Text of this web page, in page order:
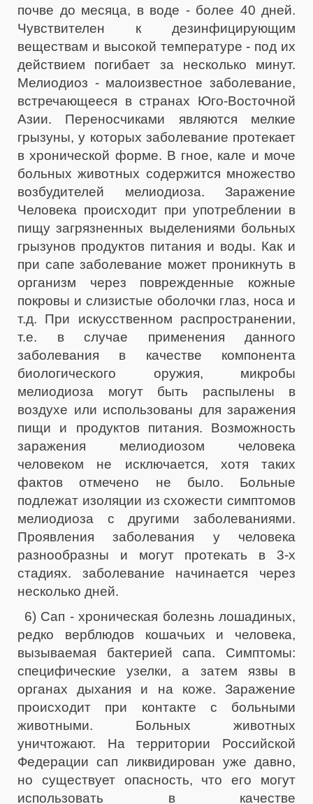
почве до месяца, в воде - более 40 дней.
Чувствителен к дезинфицирующим
веществам и высокой температуре - под их
действием погибает за несколько минут.
Мелиодиоз - малоизвестное заболевание,
встречающееся в странах Юго-Восточной
Азии. Переносчиками являются мелкие
грызуны, у которых заболевание протекает
в хронической форме. В гное, кале и моче
больных животных содержится множество
возбудителей мелиодиоза. Заражение
Человека происходит при употреблении в
пищу загрязненных выделениями больных
грызунов продуктов питания и воды. Как и
при сапе заболевание может проникнуть в
организм через поврежденные кожные
покровы и слизистые оболочки глаз, носа и
т.д. При искусственном распространении,
т.е. в случае применения данного
заболевания в качестве компонента
биологического оружия, микробы
мелиодиоза могут быть распылены в
воздухе или использованы для заражения
пищи и продуктов питания. Возможность
заражения мелиодиозом человека
человеком не исключается, хотя таких
фактов отмечено не было. Больные
подлежат изоляции из схожести симптомов
мелиодиоза с другими заболеваниями.
Проявления заболевания у человека
разнообразны и могут протекать в 3-х
стадиях. заболевание начинается через
несколько дней.
6) Сап - хроническая болезнь лошадиных,
редко верблюдов кошачьих и человека,
вызываемая бактерией сапа. Симптомы:
специфические узелки, а затем язвы в
органах дыхания и на коже. Заражение
происходит при контакте с больными
животными. Больных животных
уничтожают. На территории Российской
Федерации сап ликвидирован уже давно,
но существует опасность, что его могут
использовать в качестве